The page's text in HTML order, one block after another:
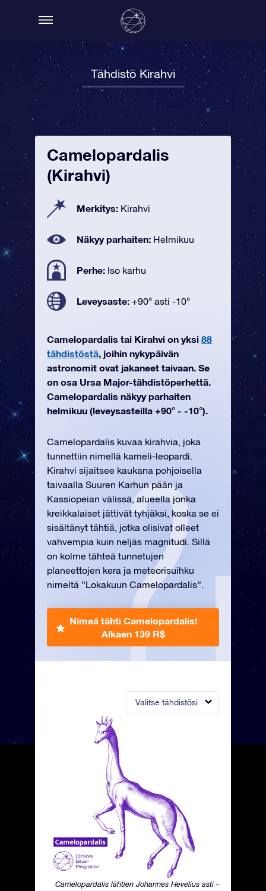
Tähdistö Kirahvi
Valitse tähdistösi
Camelopardalis lähtien Johannes Hevelius asti -
Camelopardalis
(Kirahvi)
Merkitys: Kirahvi
Näkyy parhaiten: Helmikuu
Perhe: Iso karhu
Leveysaste: +90° asti -10°
Camelopardalis tai Kirahvi on yksi 88
tähdistöstä, joihin nykypäivän
astronomit ovat jakaneet taivaan. Se
on osa Ursa Major-tähdistöperhettä.
Camelopardalis näkyy parhaiten
helmikuu (leveysasteilla +90° - -10°).
Camelopardalis kuvaa kirahvia, joka
tunnettiin nimellä kameli-leopardi.
Kirahvi sijaitsee kaukana pohjoisella
taivaalla Suuren Karhun pään ja
Kassiopeian välissä, alueella jonka
kreikkalaiset jättivät tyhjäksi, koska se ei
sisältänyt tähtiä, jotka olisivat olleet
vahvempia kuin neljäs magnitudi. Sillä
on kolme tähteä tunnetujen
planeettojen kera ja meteorisuihku
nimeltä ”Lokakuun Camelopardalis”.
Nimeä tähti Camelopardalis!
Alkaen 139 R$